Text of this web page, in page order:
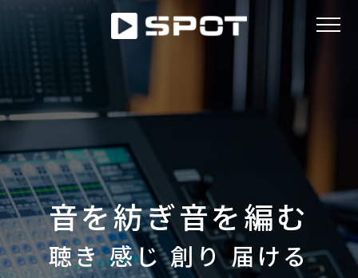
ABOUT
WORKS
音を紡ぎ音を編む
聴き 感じ 創り 届ける